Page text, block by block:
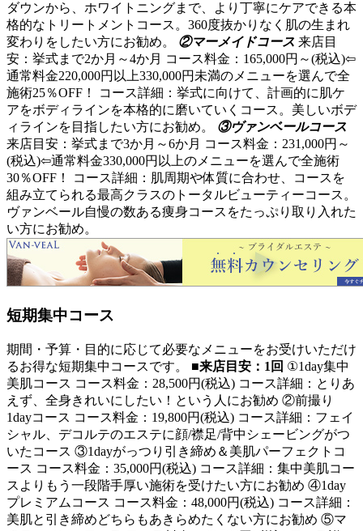
ダウンから、ホワイトニングまで、より丁寧にケアできる本
格的なトリートメントコース。360度抜かりなく肌の生まれ
変わりをしたい方にお勧め。 ②マーメイドコース 来店目
安：挙式まで2か月～4か月 コース料金：165,000円～(税込)⇦
通常料金220,000円以上330,000円未満のメニューを選んで全
施術25％OFF！ コース詳細：挙式に向けて、計画的に肌ケ
アをボディラインを本格的に磨いていくコース。美しいボデ
ィラインを目指したい方にお勧め。 ③ヴァンベールコース
来店目安：挙式まで3か月～6か月 コース料金：231,000円～
(税込)⇦通常料金330,000円以上のメニューを選んで全施術
30％OFF！ コース詳細：肌周期や体質に合わせ、コースを
組み立てられる最高クラスのトータルビューティーコース。
ヴァンベール自慢の数ある痩身コースをたっぷり取り入れた
い方にお勧め。
短期集中コース
期間・予算・目的に応じて必要なメニューをお受けいただけ
るお得な短期集中コースです。 ■来店目安：1回 ①1day集中
美肌コース コース料金：28,500円(税込) コース詳細：とりあ
えず、全身きれいにしたい！という人にお勧め ②前撮り
1dayコース コース料金：19,800円(税込) コース詳細：フェイ
シャル、デコルテのエステに顔/襟足/背中シェービングがつ
いたコース ③1dayがっつり引き締め＆美肌パーフェクトコ
ース コース料金：35,000円(税込) コース詳細：集中美肌コー
スよりもう一段階手厚い施術を受けたい方にお勧め ④1day
プレミアムコース コース料金：48,000円(税込) コース詳細：
美肌と引き締めどちらもあきらめたくない方にお勧め ⑤マ